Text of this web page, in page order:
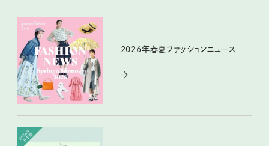
2026年春夏ファッションニュース